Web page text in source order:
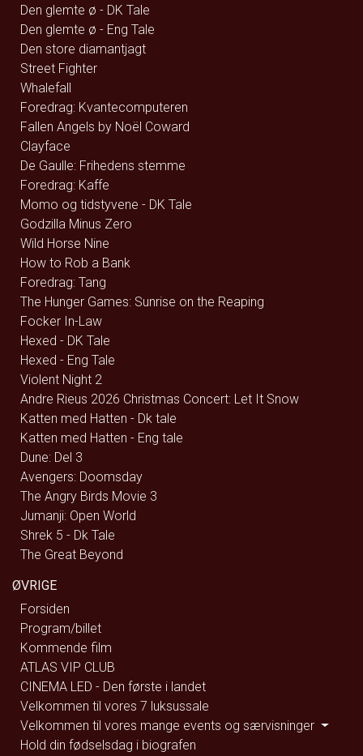
Den glemte ø - DK Tale
Den glemte ø - Eng Tale
Den store diamantjagt
Street Fighter
Whalefall
Foredrag: Kvantecomputeren
Fallen Angels by Noël Coward
Clayface
De Gaulle: Frihedens stemme
Foredrag: Kaffe
Momo og tidstyvene - DK Tale
Godzilla Minus Zero
Wild Horse Nine
How to Rob a Bank
Foredrag: Tang
The Hunger Games: Sunrise on the Reaping
Focker In-Law
Hexed - DK Tale
Hexed - Eng Tale
Violent Night 2
Andre Rieus 2026 Christmas Concert: Let It Snow
Katten med Hatten - Dk tale
Katten med Hatten - Eng tale
Dune: Del 3
Avengers: Doomsday
The Angry Birds Movie 3
Jumanji: Open World
Shrek 5 - Dk Tale
The Great Beyond
ØVRIGE
Forsiden
Program/billet
Kommende film
ATLAS VIP CLUB
CINEMA LED - Den første i landet
Velkommen til vores 7 luksussale
Velkommen til vores mange events og særvisninger
Hold din fødselsdag i biografen